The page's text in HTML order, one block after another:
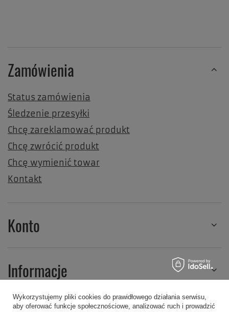
Zamówienia
Status zamówienia
Śledzenie przesyłki
Chcę zareklamować produkt
Chcę zwrócić produkt
Chcę wymienić towar
Kontakt
Konto
Informacje
Wykorzystujemy pliki cookies do prawidłowego działania serwisu,
aby oferować funkcje społecznościowe, analizować ruch i prowadzić